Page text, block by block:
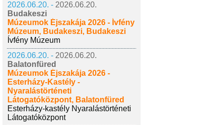
2026.06.20. - 2026.06.20.
Budakeszi
Múzeumok Éjszakája 2026 - Ívfény
Múzeum, Budakeszi, Budakeszi
Ívfény Múzeum
2026.06.20. - 2026.06.20.
Balatonfüred
Múzeumok Éjszakája 2026 -
Esterházy-Kastély -
Nyaralástörténeti
Látogatóközpont, Balatonfüred
Esterházy-kastély Nyaralástörténeti
Látogatóközpont